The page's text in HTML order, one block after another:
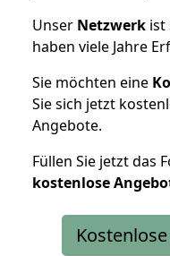
Unser Netzwerk ist
haben viele Jahre
Sie möchten eine
Sie sich jetzt
Angebote.
Füllen Sie jetzt das
kostenlose